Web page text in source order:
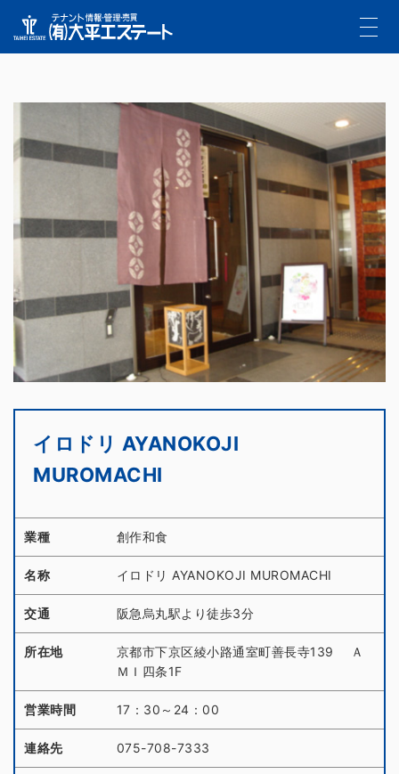
イロドリ AYANOKOJI
MUROMACHI
業種 創作和食
名称 イロドリ AYANOKOJI MUROMACHI
交通 阪急烏丸駅より徒歩3分
所在地
京都市下京区綾小路通室町善長寺139 Ａ
ＭＩ四条1F
営業時間 17：30～24：00
連絡先 075-708-7333